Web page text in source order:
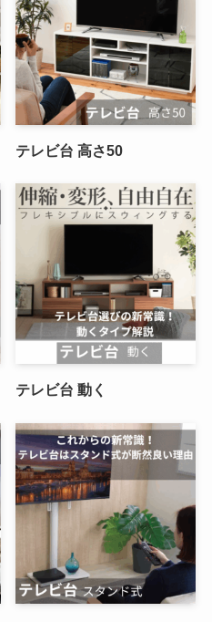
テレビ台 高さ50
テレビ台 動く